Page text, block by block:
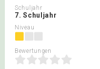
Schuljahr
7. Schuljahr
Niveau
Bewertungen